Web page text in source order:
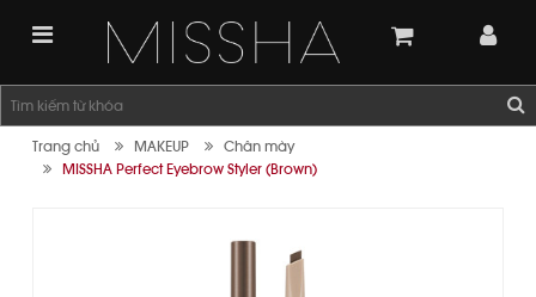
Trang chủ MAKEUP
Chân mày
MISSHA Perfect Eyebrow Styler (Brown)